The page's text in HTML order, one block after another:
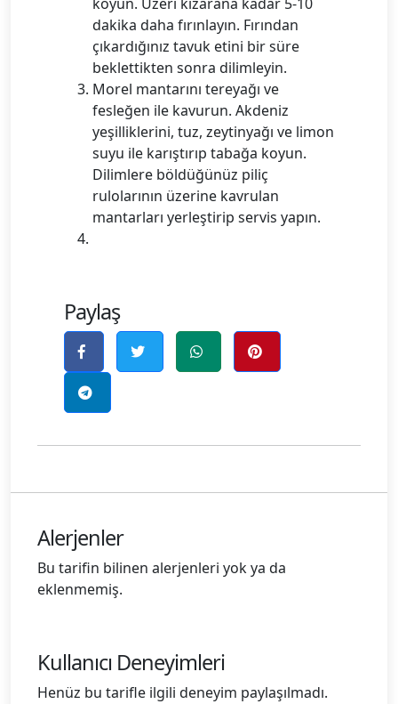
dakika daha fırınlayın. Fırından
çıkardığınız tavuk etini bir süre
beklettikten sonra dilimleyin.
Morel mantarını tereyağı ve
fesleğen ile kavurun. Akdeniz
yeşilliklerini, tuz, zeytinyağı ve limon
suyu ile karıştırıp tabağa koyun.
Dilimlere böldüğünüz piliç
rulolarının üzerine kavrulan
mantarları yerleştirip servis yapın.
Paylaş
Alerjenler
Bu tarifin bilinen alerjenleri yok ya da
eklenmemiş.
Kullanıcı Deneyimleri
Henüz bu tarifle ilgili deneyim paylaşılmadı.